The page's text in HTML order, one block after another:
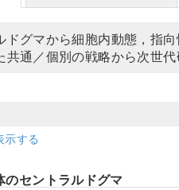
ドグマから細胞内動態，指
共通／個別の戦略から次世
示する
のセントラルドグマ